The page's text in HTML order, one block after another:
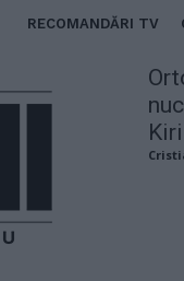
RECOMANDĂRI TV